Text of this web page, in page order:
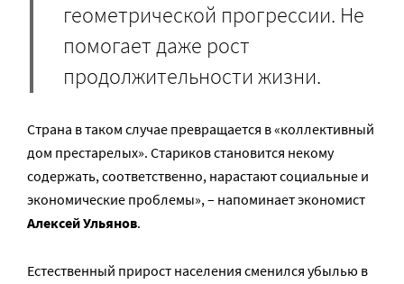
геометрической прогрессии. Не
помогает даже рост
продолжительности жизни.
Страна в таком случае превращается в «коллективный
дом престарелых». Стариков становится некому
содержать, соответственно, нарастают социальные и
экономические проблемы», – напоминает экономист
Алексей Ульянов.
Естественный прирост населения сменился убылью в